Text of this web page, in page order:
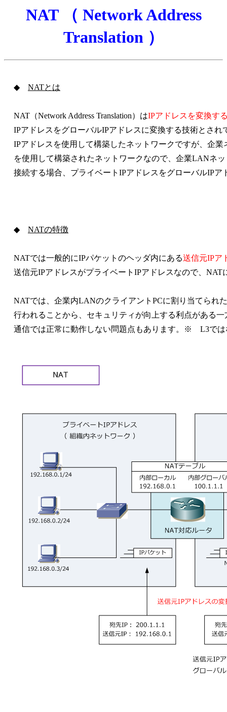
NAT （ Network Address
Translation ）
◆ NATとは
NAT（Network Address Translation）はIPアドレスを変換す
IPアドレスをグローバルIPアドレスに変換する技術とされ
IPアドレスを使用して構築したネットワークですが、企
を使用して構築されたネットワークなので、企業LANネ
接続する場合、プライベートIPアドレスをグローバルIPア
◆ NATの特徴
NATでは一般的にIPパケットのヘッダ内にある送信元IPア
送信元IPアドレスがプライベートIPアドレスなので、NAT
NATでは、企業内LANのクライアントPCに割り当てられ
行われることから、セキュリティが向上する利点がある
通信では正常に動作しない問題点もあります。※ L3では